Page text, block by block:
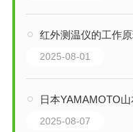
红外测温仪的工作
2025-08-01
日本YAMAMOTO山本
2025-08-07